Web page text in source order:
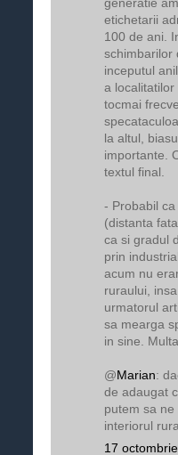
etichetarii
100 de ani.
schimbarilor
inceputul
a
tocmai
la altul,
importante.
textul final.
- Probabil
(distanta
ca si gradul
prin
acum nu
ruraului,
urmatorul
sa mearga
in sine.
@Marian:
de adaugat
putem sa
interiorul
17